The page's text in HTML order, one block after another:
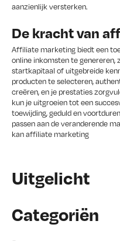
aanzienlijk versterken.
De kracht van
Affiliate marketing biedt een
online inkomsten te genereren,
startkapitaal of uitgebreide
producten te selecteren,
creëren, en je prestaties
kun je uitgroeien tot een
toewijding, geduld en
passen aan de veranderende
kan affiliate marketing
Uitgelicht
Categoriën